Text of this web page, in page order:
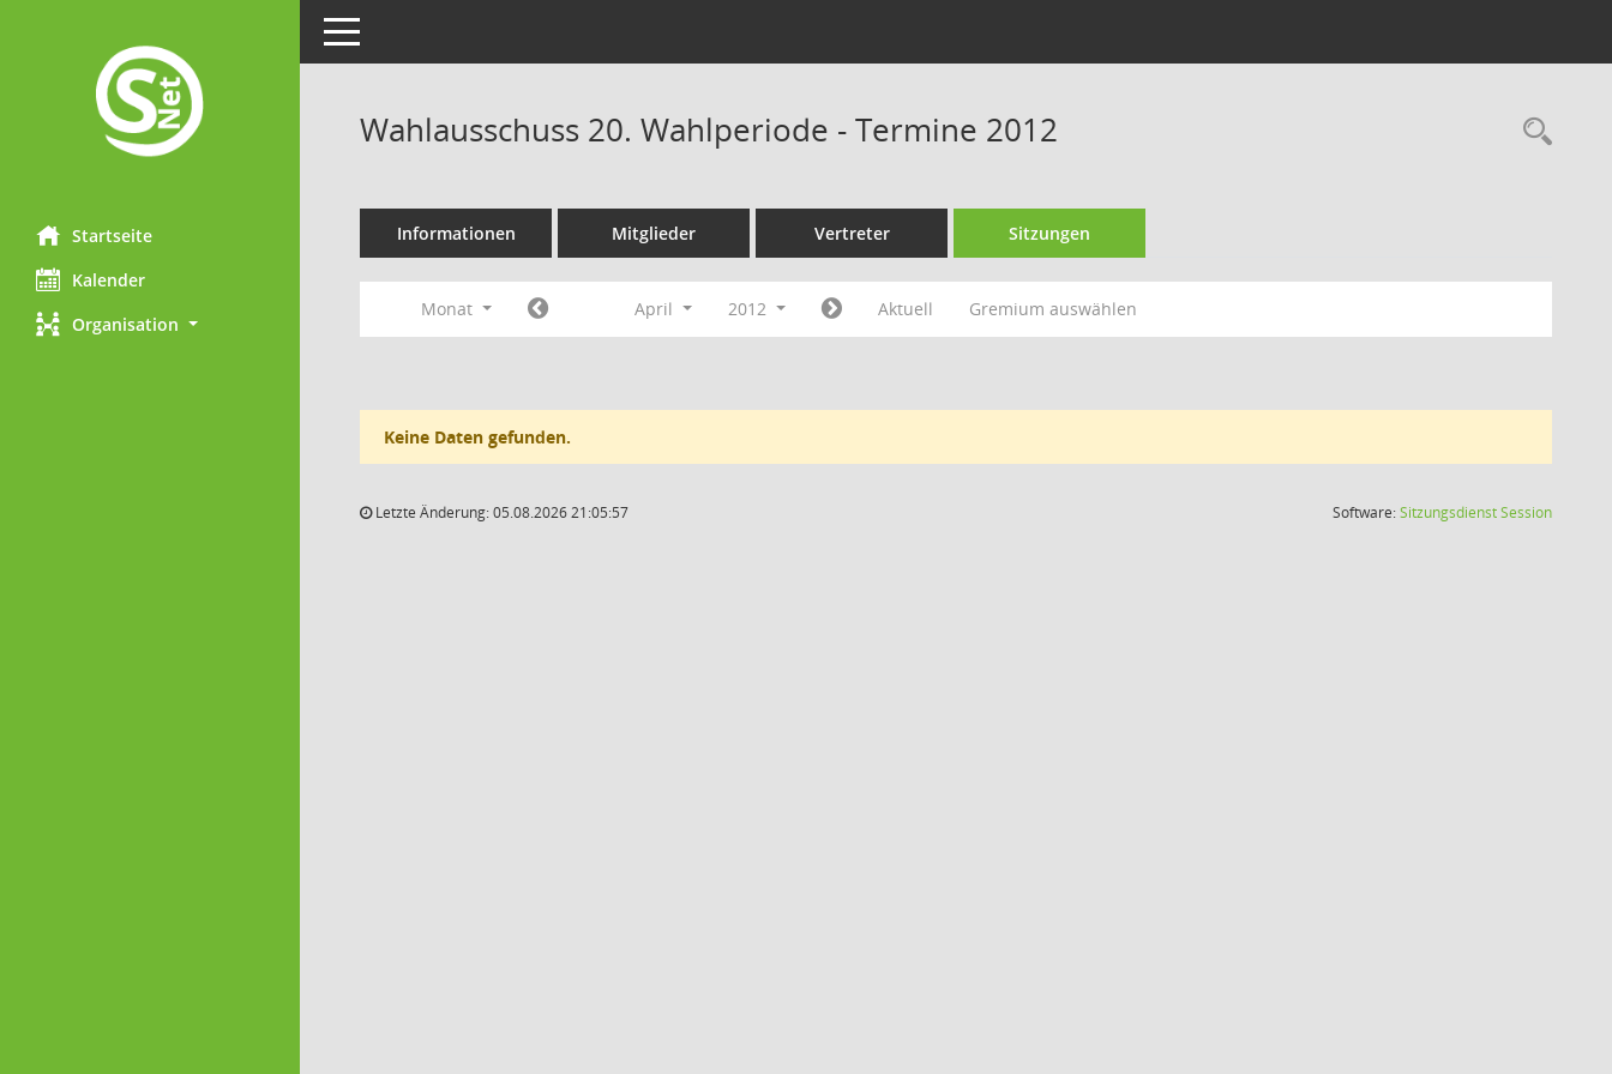
Startseite
Kalender
Organisation
Toggle navigation
Wahlausschuss 20. Wahlperiode - Termine 2012
Informationen Mitglieder Vertreter Sitzungen
Monat April 2012 Aktuell Gremium auswählen
Keine Daten gefunden.
Letzte Änderung: 05.08.2026 21:05:57 Software:SitzungsdienstSession(Wird in